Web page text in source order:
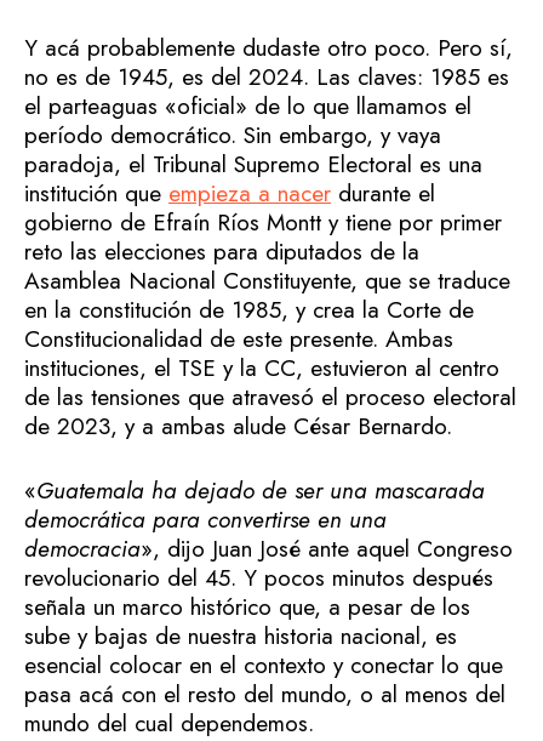
Y acá probablemente dudaste otro poco. Pero sí,
no es de 1945, es del 2024. Las claves: 1985 es
el parteaguas «oficial» de lo que llamamos el
período democrático. Sin embargo, y vaya
paradoja, el Tribunal Supremo Electoral es una
institución que empieza a nacer durante el
gobierno de Efraín Ríos Montt y tiene por primer
reto las elecciones para diputados de la
Asamblea Nacional Constituyente, que se traduce
en la constitución de 1985, y crea la Corte de
Constitucionalidad de este presente. Ambas
instituciones, el TSE y la CC, estuvieron al centro
de las tensiones que atravesó el proceso electoral
de 2023, y a ambas alude César Bernardo.
«Guatemala ha dejado de ser una mascarada
democrática para convertirse en una
democracia», dijo Juan José ante aquel Congreso
revolucionario del 45. Y pocos minutos después
señala un marco histórico que, a pesar de los
sube y bajas de nuestra historia nacional, es
esencial colocar en el contexto y conectar lo que
pasa acá con el resto del mundo, o al menos del
mundo del cual dependemos.